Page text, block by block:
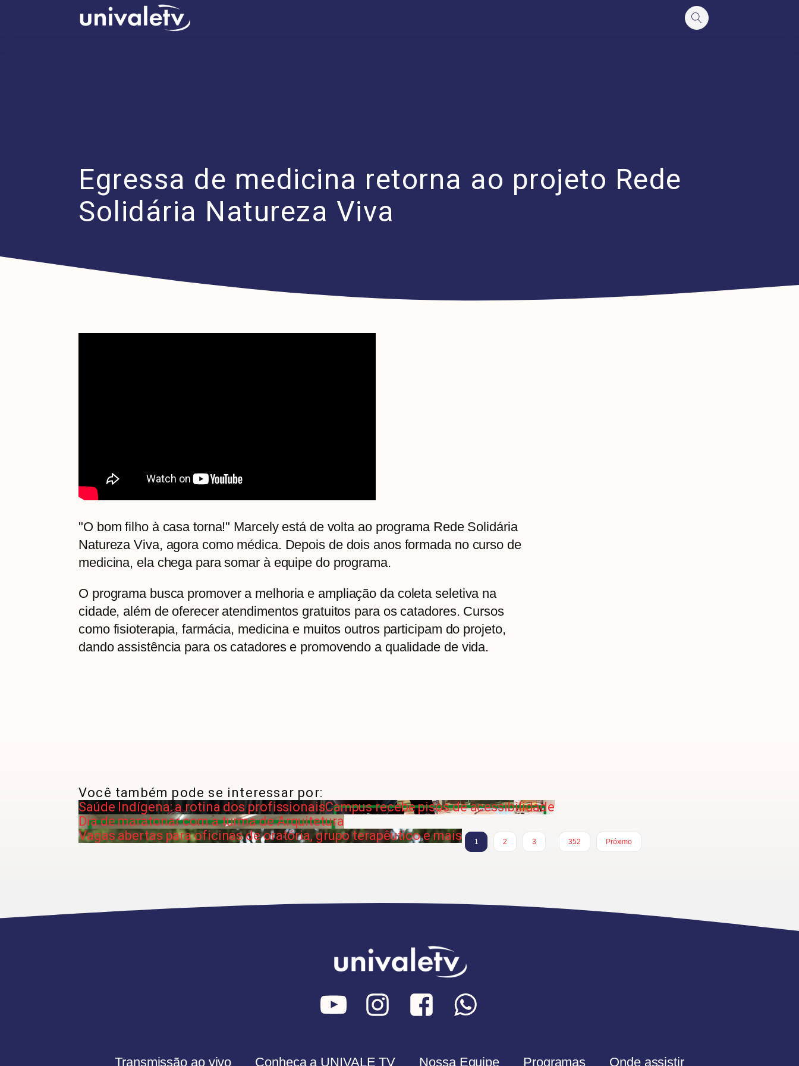
Egressa de medicina retorna ao projeto Rede
Solidária Natureza Viva
"O bom filho à casa torna!" Marcely está de volta ao programa Rede Solidária
Natureza Viva, agora como médica. Depois de dois anos formada no curso de
medicina, ela chega para somar à equipe do programa.
O programa busca promover a melhoria e ampliação da coleta seletiva na
cidade, além de oferecer atendimentos gratuitos para os catadores. Cursos
como fisioterapia, farmácia, medicina e muitos outros participam do projeto,
dando assistência para os catadores e promovendo a qualidade de vida.
Você também pode se interessar por:
Saúde Indígena: a rotina dos profissionaisCampus recebe pisos de acessibilidade
Dia de maratonar com a turma de Arquitetura
Vagas abertas para oficinas de oratória, grupo terapêutico e mais
1 2 3
352
Próximo
Transmissão ao vivo Conheça a UNIVALE TV Nossa Equipe Programas Onde assistir